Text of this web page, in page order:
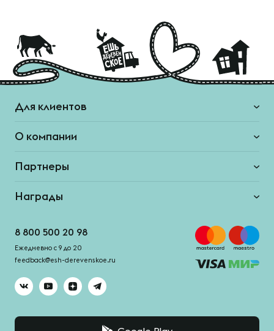
Для клиентов
О компании
Партнеры
Награды
8 800 500 20 98
Ежедневно с 9 до 20
feedback@esh-derevenskoe.ru